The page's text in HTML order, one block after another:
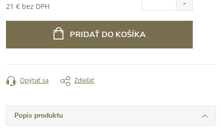
21 € bez DPH
PRIDAŤ DO KOŠÍKA
Opýtať sa Zdieľať
Popis produktu